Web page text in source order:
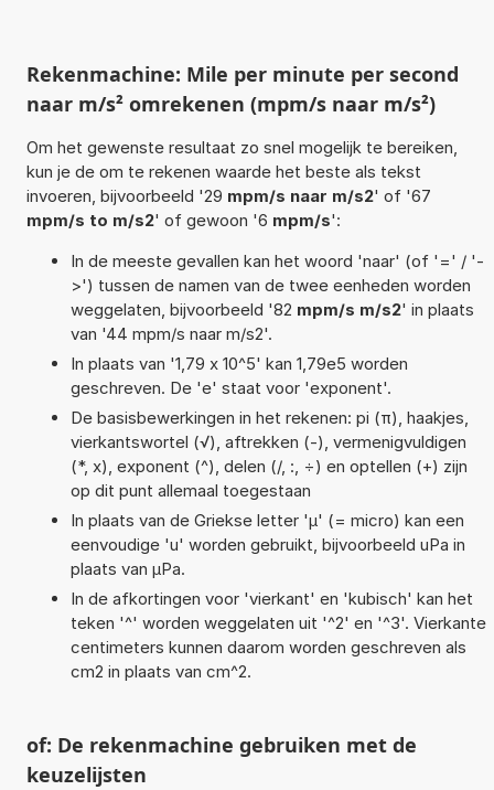
Rekenmachine: Mile per minute per second
naar m/s² omrekenen (mpm/s naar m/s²)
Om het gewenste resultaat zo snel mogelijk te bereiken,
kun je de om te rekenen waarde het beste als tekst
invoeren, bijvoorbeeld '29 mpm/s naar m/s2' of '67
mpm/s to m/s2' of gewoon '6 mpm/s':
In de meeste gevallen kan het woord 'naar' (of '=' / '-
>') tussen de namen van de twee eenheden worden
weggelaten, bijvoorbeeld '82 mpm/s m/s2' in plaats
van '44 mpm/s naar m/s2'.
In plaats van '1,79 x 10^5' kan 1,79e5 worden
geschreven. De 'e' staat voor 'exponent'.
De basisbewerkingen in het rekenen: pi (π), haakjes,
vierkantswortel (√), aftrekken (-), vermenigvuldigen
(*, x), exponent (^), delen (/, :, ÷) en optellen (+) zijn
op dit punt allemaal toegestaan
In plaats van de Griekse letter 'µ' (= micro) kan een
eenvoudige 'u' worden gebruikt, bijvoorbeeld uPa in
plaats van µPa.
In de afkortingen voor 'vierkant' en 'kubisch' kan het
teken '^' worden weggelaten uit '^2' en '^3'. Vierkante
centimeters kunnen daarom worden geschreven als
cm2 in plaats van cm^2.
of: De rekenmachine gebruiken met de
keuzelijsten